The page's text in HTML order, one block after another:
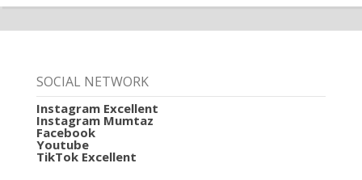
SOCIAL NETWORK
Instagram Excellent
Instagram Mumtaz
Facebook
Youtube
TikTok Excellent